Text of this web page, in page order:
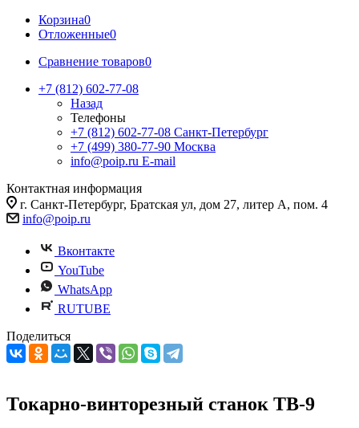
Корзина0
Отложенные0
Сравнение товаров0
+7 (812) 602-77-08
Назад
Телефоны
+7 (812) 602-77-08 Санкт-Петербург
+7 (499) 380-77-90 Москва
info@poip.ru E-mail
Контактная информация
г. Санкт-Петербург, Братская ул, дом 27, литер А, пом. 4
info@poip.ru
Вконтакте
YouTube
WhatsApp
RUTUBE
Поделиться
Токарно-винторезный станок ТВ-9